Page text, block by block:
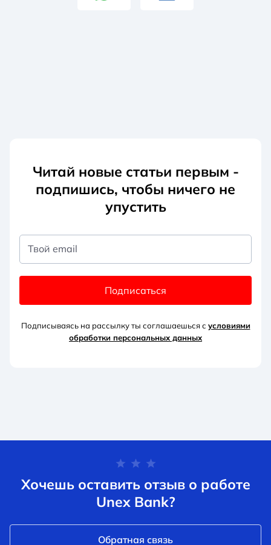
Читай новые статьи первым -
подпишись, чтобы ничего не
упустить
Твой email
Подписаться
Подписываясь на рассылку ты соглашаешься с условиями
обработки персональных данных
Хочешь оставить отзыв о работе
Unex Bank?
Обратная связь